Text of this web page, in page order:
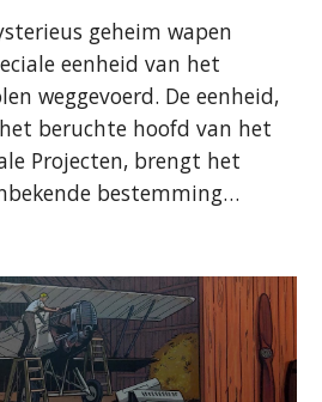
geheim wapen
eenheid van het
weggevoerd. De eenheid,
beruchte hoofd van het
Projecten, brengt het
bestemming…